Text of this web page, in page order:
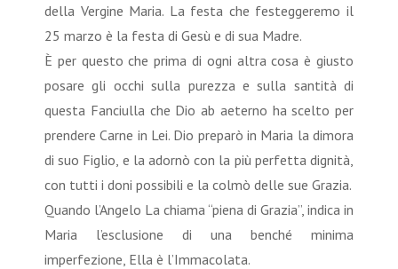
della Vergine Maria. La festa che festeggeremo il
25 marzo è la festa di Gesù e di sua Madre.
È per questo che prima di ogni altra cosa è giusto
posare gli occhi sulla purezza e sulla santità di
questa Fanciulla che Dio ab aeterno ha scelto per
prendere Carne in Lei. Dio preparò in Maria la dimora
di suo Figlio, e la adornò con la più perfetta dignità,
con tutti i doni possibili e la colmò delle sue Grazia.
Quando l’Angelo La chiama “piena di Grazia”, indica in
Maria l’esclusione di una benché minima
imperfezione, Ella è l’Immacolata.